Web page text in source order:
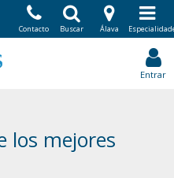
Entrar
los mejores
Contacto Buscar Álava